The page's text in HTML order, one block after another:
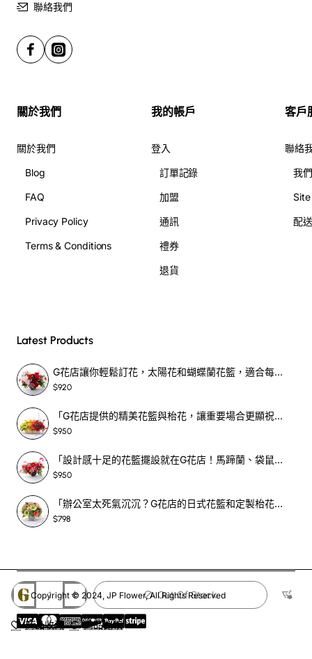
Out Of Stock
商品收藏 商品比較
彩。
1. 新粉紅系：
愛慕之情，或作為送給女性朋友的禮物，傳遞溫暖和關懷。
2. 新紫羅蘭系：
高貴而神秘，充滿浪漫的氣息，適合表達對
3. 新橙色系：
活潑而熱情，充滿陽光和活力，適合送給朋友
或同事，表達祝福和鼓勵，或用於裝飾空間，營造充滿活力
4. 新綠色系：清新而自然，充滿生機和活力，適合送給喜歡
清新風格的人，或用於裝飾空間，營造舒適和放鬆的氛圍。
金香都是藝術品
G花店致力於提供高品質的花卉產品和服務，我們嚴選來自
世界各地的優質鬱金香，並由經驗豐富的花藝師精心設計，
為你打造獨一無二的鬱金香花束。我們提供多樣化的花束款
式，無論是經典的單色系，還是充滿個性的混搭風格，都能
滿足你的需求。
G花店獨特之處：
新鮮花材：
用心包裝：我們採用精緻的包裝盒和絲帶，讓你的花
束更顯高貴和典雅。
貼心服務：我們提供免費送貨服務，讓您輕鬆將美麗
聯絡我們
關於我們
關於我們
Blog
FAQ
Privacy Policy
Terms & Conditions
我的帳戶
登入
訂單記錄
加盟
通訊
禮券
退貨
客戶
聯絡
我
配
Latest Products
G花店讓你輕鬆訂花，太陽花和蝴蝶蘭花籃，適合每個重要時刻！-SF390
$920
「G花店提供的精美花籃與枱花，讓重要場合更顯祝賀與喜悅，適合各種用場！」-SF398
$950
「設計感十足的花籃擺設就在G花店！馬蹄蘭、袋鼠爪、罌粟花，為你的重大場合增光添彩！」-SF209
$950
「辦公室太死氣沉沉？G花店的日式花籃和定製枱花，為你帶來新鮮感！」-SF465
$798
Copyright © 2024, JP Flower, All Rights Reserved